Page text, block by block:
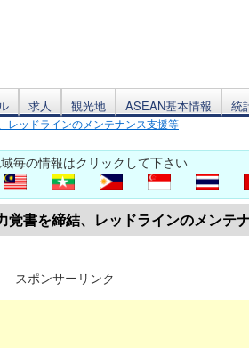
求人 観光地 ASEAN基本情報 統
レッドラインのメンテナンス支援等
の情報はクリックして下さい
覚書を締結、レッドラインのメンテ
スポンサーリンク